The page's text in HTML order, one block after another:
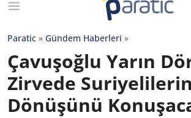
Paratic » Gündem Haberleri »
Çavuşoğlu Yarın
Zirvede Suriyelilerin
Dönüşünü